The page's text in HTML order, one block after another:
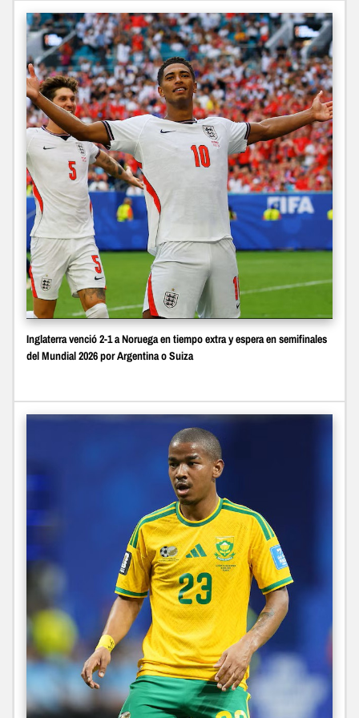
Inglaterra venció 2-1 a Noruega en tiempo extra y espera en semifinales
del Mundial 2026 por Argentina o Suiza